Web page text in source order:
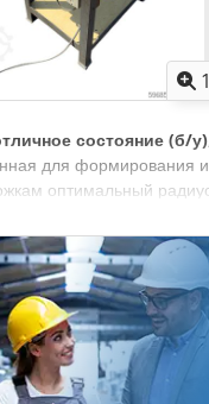
1
состояние (б/у)
для формирования и
оптимальный
Ai Rock Машина
обложек. Прочная
Технические данные:
корешков Рабочая
Электропривод
переплётные
и переплётов.